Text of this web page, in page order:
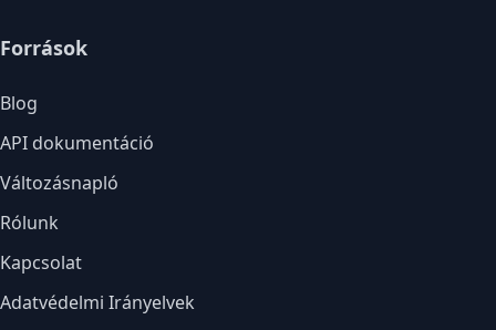
Források
Blog
API dokumentáció
Változásnapló
Rólunk
Kapcsolat
Adatvédelmi Irányelvek